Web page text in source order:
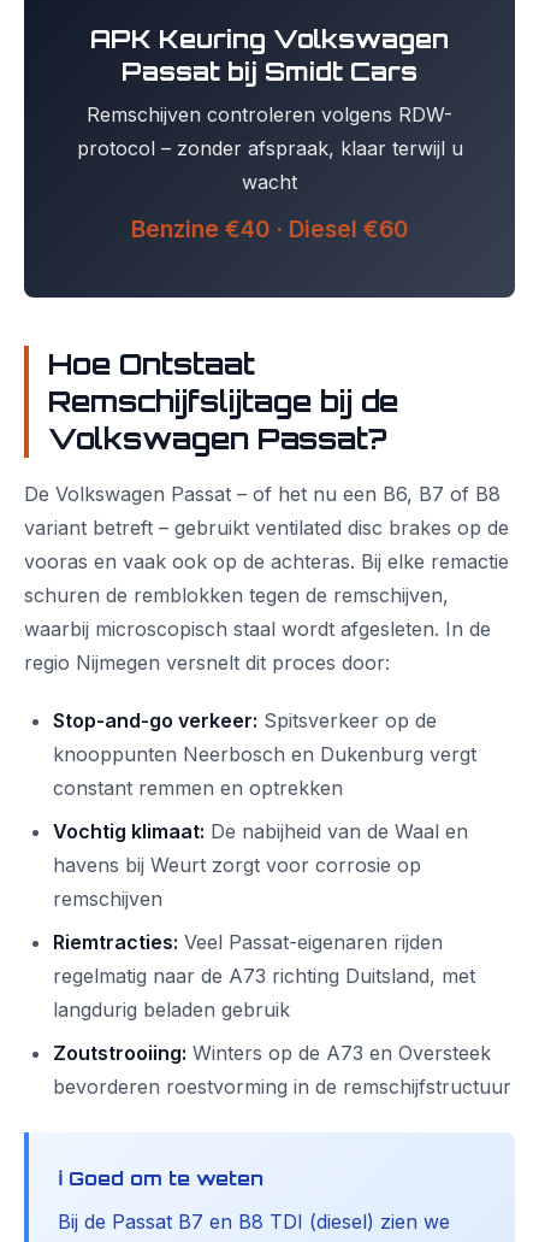
APK Keuring Volkswagen
Passat bij Smidt Cars
Remschijven controleren volgens RDW-
protocol – zonder afspraak, klaar terwijl u
wacht
Benzine €40 · Diesel €60
Hoe Ontstaat
Remschijfslijtage bij de
Volkswagen Passat?
De Volkswagen Passat – of het nu een B6, B7 of B8
variant betreft – gebruikt ventilated disc brakes op de
vooras en vaak ook op de achteras. Bij elke remactie
schuren de remblokken tegen de remschijven,
waarbij microscopisch staal wordt afgesleten. In de
regio Nijmegen versnelt dit proces door:
Stop-and-go verkeer: Spitsverkeer op de
knooppunten Neerbosch en Dukenburg vergt
constant remmen en optrekken
Vochtig klimaat: De nabijheid van de Waal en
havens bij Weurt zorgt voor corrosie op
remschijven
Riemtracties: Veel Passat-eigenaren rijden
regelmatig naar de A73 richting Duitsland, met
langdurig beladen gebruik
Zoutstrooiing: Winters op de A73 en Oversteek
bevorderen roestvorming in de remschijfstructuur
ℹ️ Goed om te weten
Bij de Passat B7 en B8 TDI (diesel) zien we